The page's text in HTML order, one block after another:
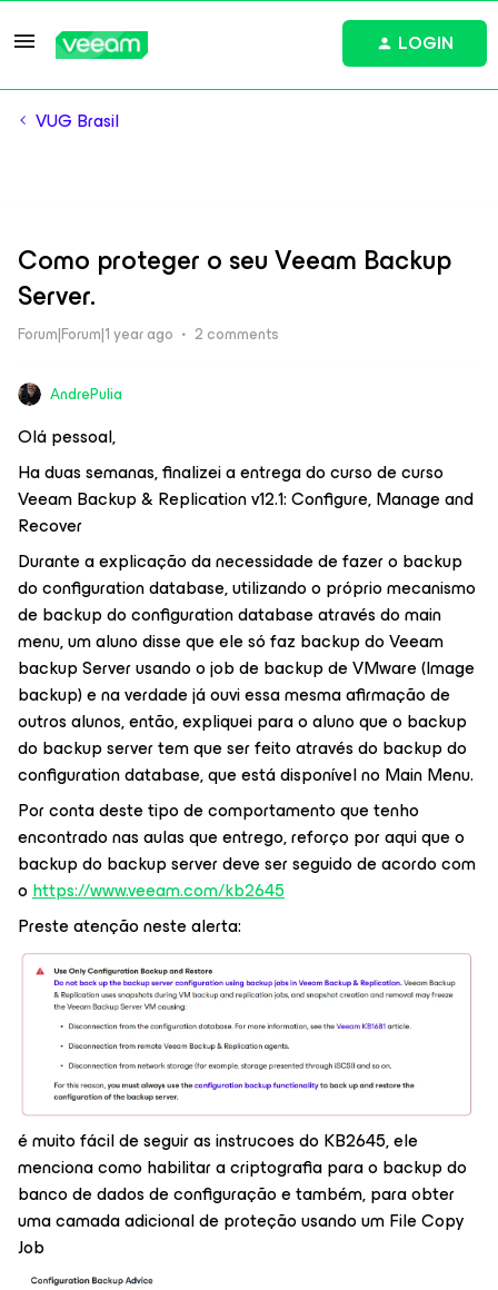
LOGIN
VUG Brasil
Como proteger o seu Veeam Backup
Server.
Forum|Forum|1 year ago 2 comments
AndrePulia
Olá pessoal,
Ha duas semanas, finalizei a entrega do curso de curso
Veeam Backup & Replication v12.1: Configure, Manage and
Recover
Durante a explicação da necessidade de fazer o backup
do configuration database, utilizando o próprio mecanismo
de backup do configuration database através do main
menu, um aluno disse que ele só faz backup do Veeam
backup Server usando o job de backup de VMware (Image
backup) e na verdade já ouvi essa mesma afirmação de
outros alunos, então, expliquei para o aluno que o backup
do backup server tem que ser feito através do backup do
configuration database, que está disponível no Main Menu.
Por conta deste tipo de comportamento que tenho
encontrado nas aulas que entrego, reforço por aqui que o
backup do backup server deve ser seguido de acordo com
ohttps://www.veeam.com/kb2645
Preste atenção neste alerta:
é muito fácil de seguir as instrucoes do KB2645, ele
menciona como habilitar a criptografia para o backup do
banco de dados de configuração e também, para obter
uma camada adicional de proteção usando um File Copy
Job